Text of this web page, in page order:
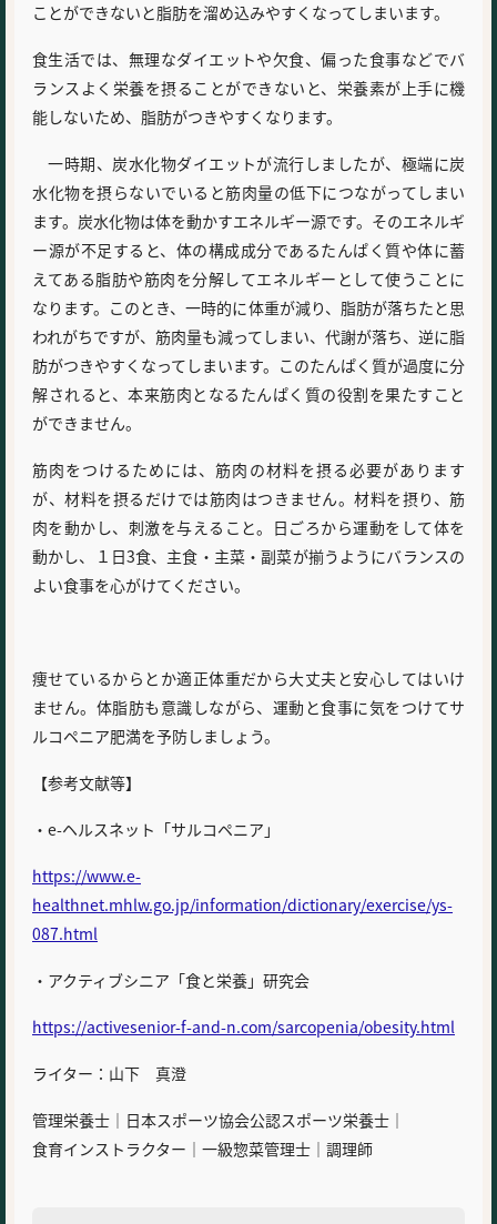
ことができないと脂肪を溜め込みやすくなってしまいます。
食生活では、無理なダイエットや欠食、偏った食事などでバ
ランスよく栄養を摂ることができないと、栄養素が上手に機
能しないため、脂肪がつきやすくなります。
一時期、炭水化物ダイエットが流行しましたが、極端に炭
水化物を摂らないでいると筋肉量の低下につながってしまい
ます。炭水化物は体を動かすエネルギー源です。そのエネルギ
ー源が不足すると、体の構成成分であるたんぱく質や体に蓄
えてある脂肪や筋肉を分解してエネルギーとして使うことに
なります。このとき、一時的に体重が減り、脂肪が落ちたと思
われがちですが、筋肉量も減ってしまい、代謝が落ち、逆に脂
肪がつきやすくなってしまいます。このたんぱく質が過度に分
解されると、本来筋肉となるたんぱく質の役割を果たすこと
ができません。
筋肉をつけるためには、筋肉の材料を摂る必要があります
が、材料を摂るだけでは筋肉はつきません。材料を摂り、筋
肉を動かし、刺激を与えること。日ごろから運動をして体を
動かし、１日3食、主食・主菜・副菜が揃うようにバランスの
よい食事を心がけてください。
痩せているからとか適正体重だから大丈夫と安心してはいけ
ません。体脂肪も意識しながら、運動と食事に気をつけてサ
ルコペニア肥満を予防しましょう。
【参考文献等】
・e-ヘルスネット「サルコペニア」
https://www.e-
healthnet.mhlw.go.jp/information/dictionary/exercise/ys-
087.html
・アクティブシニア「食と栄養」研究会
https://activesenior-f-and-n.com/sarcopenia/obesity.html
ライター：山下 真澄
管理栄養士｜日本スポーツ協会公認スポーツ栄養士｜
食育インストラクター｜一級惣菜管理士｜調理師